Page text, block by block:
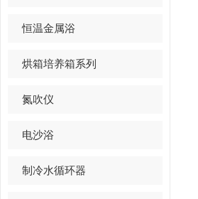
恒温金属浴
烘箱培养箱系列
氮吹仪
电沙浴
制冷水循环器